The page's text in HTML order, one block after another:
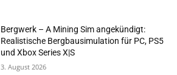
Bergwerk – A Mining Sim angekündigt:
Realistische Bergbausimulation für PC, PS5
und Xbox Series X|S
3. August 2026